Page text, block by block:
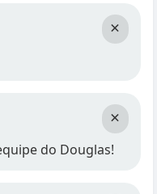
×
×
do Douglas!